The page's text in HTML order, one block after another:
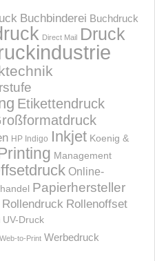
Buchbinderei Buchdruck
Direct Mail Druck
Etikettendruck
HP Indigo Inkjet Koenig &
Management
Online-
Papierhersteller
Rollendruck Rollenoffset
UV-Druck
Web-to-Print Werbedruck